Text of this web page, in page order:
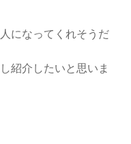
になってくれそうだ
紹介したいと思いま